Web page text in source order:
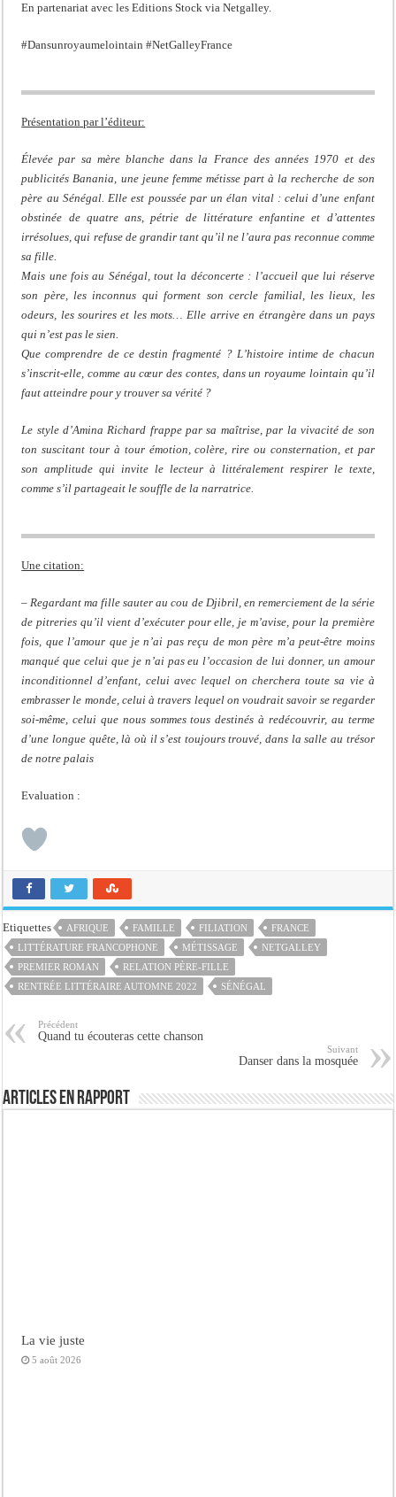
En partenariat avec les Editions Stock via Netgalley.
#Dansunroyaumelointain #NetGalleyFrance
Présentation par l’éditeur:
Élevée par sa mère blanche dans la France des années 1970 et des
publicités Banania, une jeune femme métisse part à la recherche de son
père au Sénégal. Elle est poussée par un élan vital : celui d’une enfant
obstinée de quatre ans, pétrie de littérature enfantine et d’attentes
irrésolues, qui refuse de grandir tant qu’il ne l’aura pas reconnue comme
sa fille.
Mais une fois au Sénégal, tout la déconcerte : l’accueil que lui réserve
son père, les inconnus qui forment son cercle familial, les lieux, les
odeurs, les sourires et les mots… Elle arrive en étrangère dans un pays
qui n’est pas le sien.
Que comprendre de ce destin fragmenté ? L’histoire intime de chacun
s’inscrit-elle, comme au cœur des contes, dans un royaume lointain qu’il
faut atteindre pour y trouver sa vérité ?
Le style d’Amina Richard frappe par sa maîtrise, par la vivacité de son
ton suscitant tour à tour émotion, colère, rire ou consternation, et par
son amplitude qui invite le lecteur à littéralement respirer le texte,
comme s’il partageait le souffle de la narratrice.
Une citation:
– Regardant ma fille sauter au cou de Djibril, en remerciement de la série
de pitreries qu’il vient d’exécuter pour elle, je m’avise, pour la première
fois, que l’amour que je n’ai pas reçu de mon père m’a peut-être moins
manqué que celui que je n’ai pas eu l’occasion de lui donner, un amour
inconditionnel d’enfant, celui avec lequel on cherchera toute sa vie à
embrasser le monde, celui à travers lequel on voudrait savoir se regarder
soi-même, celui que nous sommes tous destinés à redécouvrir, au terme
d’une longue quête, là où il s’est toujours trouvé, dans la salle au trésor
de notre palais
Evaluation :
Etiquettes AFRIQUE FAMILLE FILIATION
FRANCE
LITTÉRATURE FRANCOPHONE
MÉTISSAGE
NETGALLEY
PREMIER ROMAN
RELATION PÈRE-FILLE
RENTRÉE LITTÉRAIRE AUTOMNE 2022
SÉNÉGAL
Précédent
Quand tu écouteras cette chanson
Suivant
Danser dans la mosquée
Articles en rapport
La vie juste
5 août 2026